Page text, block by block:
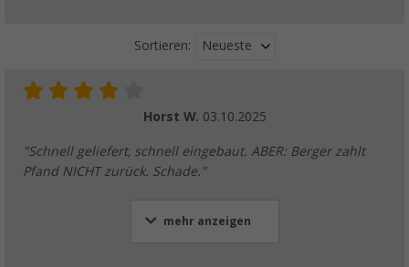
Sortieren: Neueste
Horst W. 03.10.2025
"Schnell geliefert, schnell eingebaut. ABER: Berger zahlt
Pfand NICHT zurück. Schade."
mehr anzeigen